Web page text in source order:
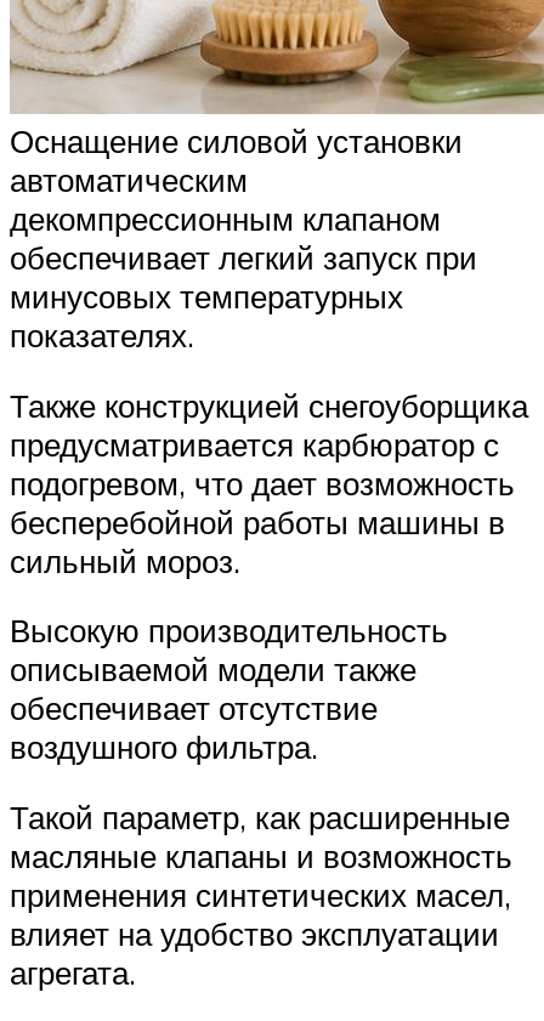
Оснащение силовой установки
автоматическим
декомпрессионным клапаном
обеспечивает легкий запуск при
минусовых температурных
показателях.
Также конструкцией снегоуборщика
предусматривается карбюратор с
подогревом, что дает возможность
бесперебойной работы машины в
сильный мороз.
Высокую производительность
описываемой модели также
обеспечивает отсутствие
воздушного фильтра.
Такой параметр, как расширенные
масляные клапаны и возможность
применения синтетических масел,
влияет на удобство эксплуатации
агрегата.